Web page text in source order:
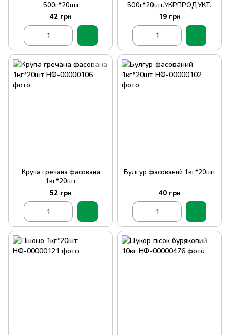
500г*20шт
42 грн
500г*20шт.УКРПРОДУКТ.
19 грн
Крупа гречана фасована
1кг*20шт
52 грн
Булгур фасований 1кг*20шт
40 грн